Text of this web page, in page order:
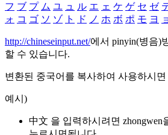
フ ブ プ ム ユ ュ ル エ ェ ケ ゲ セ ゼ
ォ コ ゴ ソ ゾ ト ド ノ ホ ボ ポ モ ヨ
http://chineseinput.net/에서 pinyin(병음)
할 수 있습니다.
변환된 중국어를 복사하여 사용하시면
예시)
中文 을 입력하시려면 zhongwen